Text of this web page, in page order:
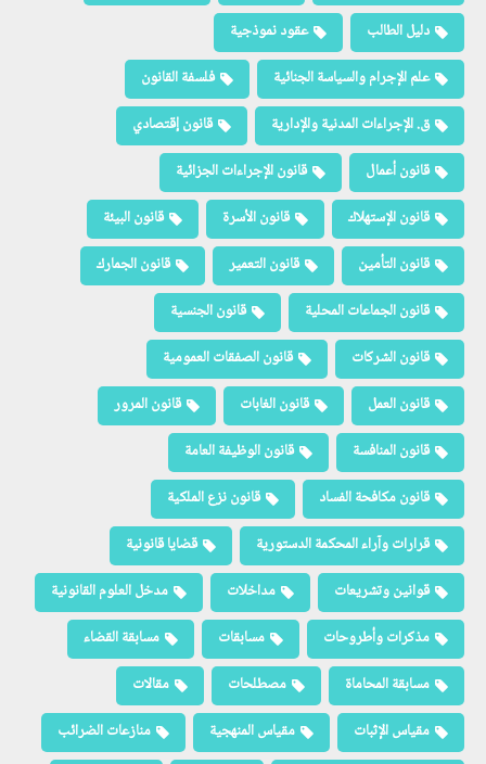
دليل الطالب
عقود نموذجية
علم الإجرام والسياسة الجنائية
فلسفة القانون
ق. الإجراءات المدنية والإدارية
قانون إقتصادي
قانون أعمال
قانون الإجراءات الجزائية
قانون الإستهلاك
قانون الأسرة
قانون البيئة
قانون التأمين
قانون التعمير
قانون الجمارك
قانون الجماعات المحلية
قانون الجنسية
قانون الشركات
قانون الصفقات العمومية
قانون العمل
قانون الغابات
قانون المرور
قانون المنافسة
قانون الوظيفة العامة
قانون مكافحة الفساد
قانون نزع الملكية
قرارات وآراء المحكمة الدستورية
قضايا قانونية
قوانين وتشريعات
مداخلات
مدخل العلوم القانونية
مذكرات وأطروحات
مسابقات
مسابقة القضاء
مسابقة المحاماة
مصطلحات
مقالات
مقياس الإثبات
مقياس المنهجية
منازعات الضرائب